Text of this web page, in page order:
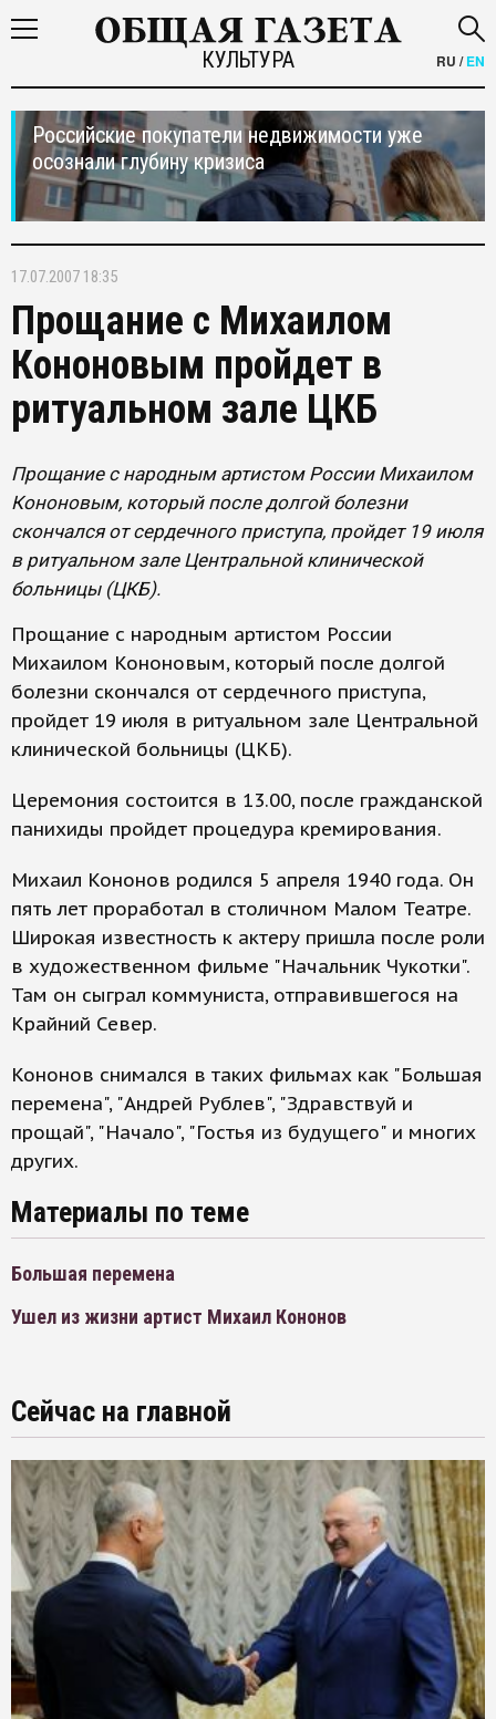
КУЛЬТУРА RU /EN
Российские покупатели недвижимости уже
осознали глубину кризиса
17.07.2007 18:35
Прощание с Михаилом
Кононовым пройдет в
ритуальном зале ЦКБ
Прощание с народным артистом России Михаилом
Кононовым, который после долгой болезни
скончался от сердечного приступа, пройдет 19 июля
в ритуальном зале Центральной клинической
больницы (ЦКБ).
Прощание с народным артистом России
Михаилом Кононовым, который после долгой
болезни скончался от сердечного приступа,
пройдет 19 июля в ритуальном зале Центральной
клинической больницы (ЦКБ).
Церемония состоится в 13.00, после гражданской
панихиды пройдет процедура кремирования.
Михаил Кононов родился 5 апреля 1940 года. Он
пять лет проработал в столичном Малом Театре.
Широкая известность к актеру пришла после роли
в художественном фильме "Начальник Чукотки".
Там он сыграл коммуниста, отправившегося на
Крайний Север.
Кононов снимался в таких фильмах как "Большая
перемена", "Андрей Рублев", "Здравствуй и
прощай", "Начало", "Гостья из будущего" и многих
других.
Материалы по теме
Большая перемена
Ушел из жизни артист Михаил Кононов
Сейчас на главной